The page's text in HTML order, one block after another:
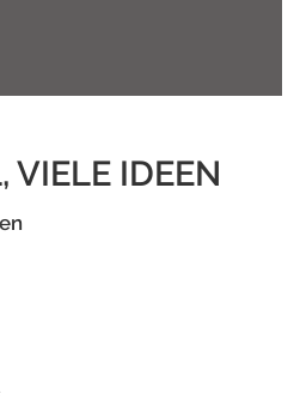
VIELE IDEEN